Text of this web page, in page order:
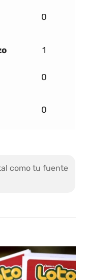
0
1
0
0
como tu fuente